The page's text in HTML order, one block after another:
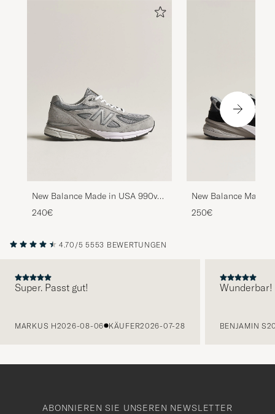
New Balance Made in USA 990v4
Sneakers Grey
240€
New Balance Made
Sneakers Black
250€
4.70/5 5553 BEWERTUNGEN
Super. Passt gut!
MARKUS H2026-08-06 KÄUFER2026-07-28
Wunderbar!
BENJAMIN S
ABONNIEREN SIE UNSEREN NEWSLETTER